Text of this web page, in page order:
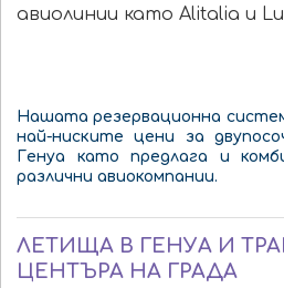
авиолинии като Alitalia и
Нашата резервационна
най-ниските цени за
Генуа като предлага и
различни авиокомпании.
ЛЕТИЩА В ГЕНУА И
ЦЕНТЪРА НА ГРАДА